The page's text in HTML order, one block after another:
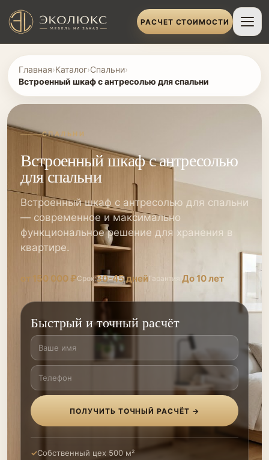
РАСЧЕТ СТОИМОСТИ
Главная›Каталог›Спальни›
Встроенный шкаф с антресолью для спальни
СПАЛЬНИ
Встроенный шкаф с антресолью
для спальни
Встроенный шкаф с антресолью для спальни
— современное и максимально
функциональное решение для хранения в
квартире.
от 150 000 ₽Срок:30-45 днейГарантия: До 10 лет
Быстрый и точный расчёт
ПОЛУЧИТЬ ТОЧНЫЙ РАСЧЁТ →
Собственный цех 500 м²